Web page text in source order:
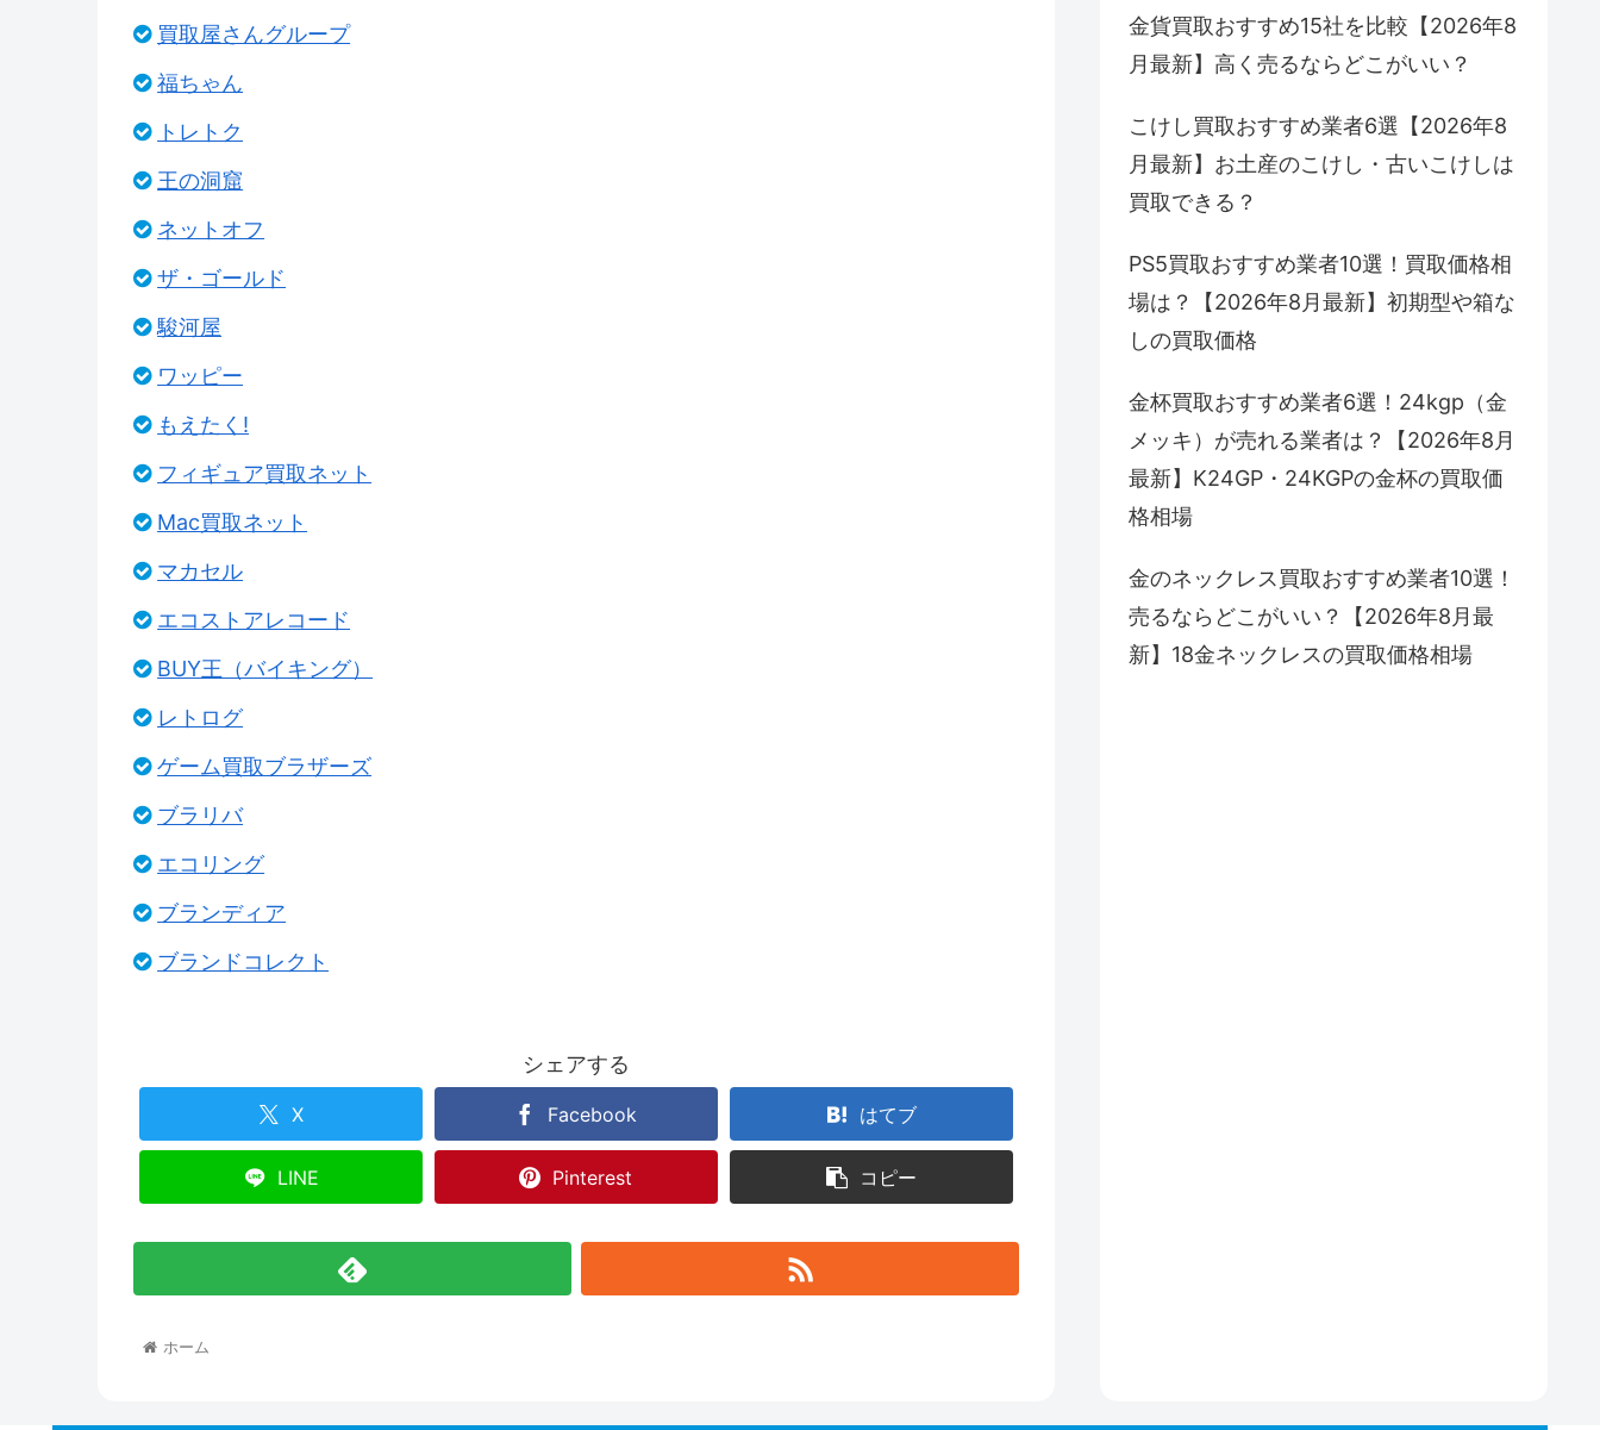
買取屋さんグループ
福ちゃん
トレトク
王の洞窟
ネットオフ
ザ・ゴールド
駿河屋
ワッピー
もえたく!
フィギュア買取ネット
Mac買取ネット
マカセル
エコストアレコード
BUY王（バイキング）
レトログ
ゲーム買取ブラザーズ
ブラリバ
エコリング
ブランディア
ブランドコレクト
シェアする
X Facebook はてブ
LINE Pinterest コピー
ホーム
金貨買取おすすめ15社を比較【2026年8
月最新】高く売るならどこがいい？
こけし買取おすすめ業者6選【2026年8
月最新】お土産のこけし・古いこけしは
買取できる？
PS5買取おすすめ業者10選！買取価格相
場は？【2026年8月最新】初期型や箱な
しの買取価格
金杯買取おすすめ業者6選！24kgp（金
メッキ）が売れる業者は？【2026年8月
最新】K24GP・24KGPの金杯の買取価
格相場
金のネックレス買取おすすめ業者10選！
売るならどこがいい？【2026年8月最
新】18金ネックレスの買取価格相場